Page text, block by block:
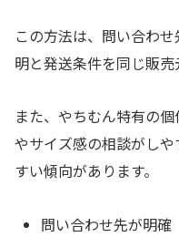
この方法は、問い合わ
明と発送条件を同じ販売
また、やちむん特有の
やサイズ感の相談がし
すい傾向があります。
問い合わせ先が明確